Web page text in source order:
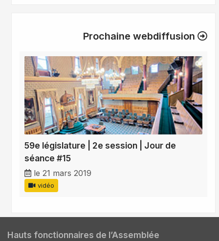
Prochaine webdiffusion
59e législature | 2e session | Jour de
séance #15
le 21 mars 2019
vidéo
Hauts fonctionnaires de l’Assemblée